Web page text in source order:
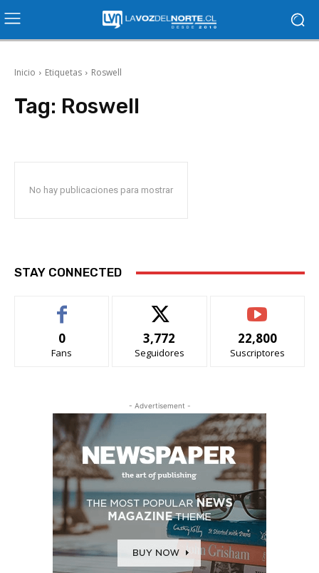
Inicio Etiquetas Roswell
Tag: Roswell
No hay publicaciones para mostrar
STAY CONNECTED
0
Fans
3,772
Seguidores
22,800
Suscriptores
- Advertisement -